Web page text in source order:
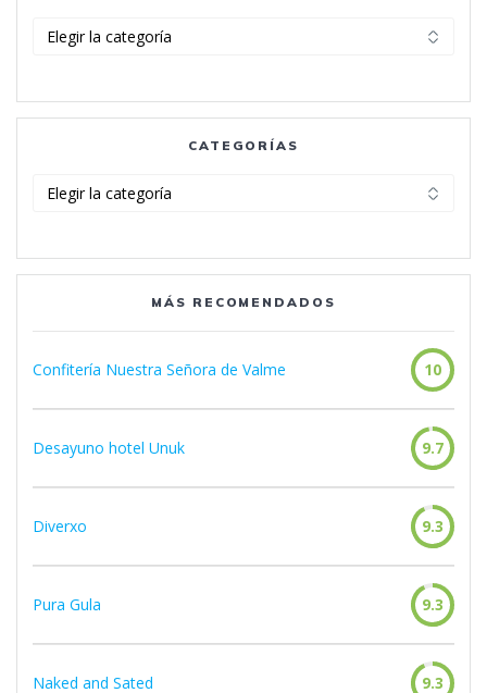
CATEGORÍAS
MÁS RECOMENDADOS
Confitería Nuestra Señora de Valme 10
Desayuno hotel Unuk 9.7
Diverxo 9.3
Pura Gula 9.3
Naked and Sated 9.3